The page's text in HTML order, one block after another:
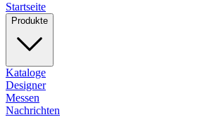
Startseite
Produkte
Kataloge
Designer
Messen
Nachrichten